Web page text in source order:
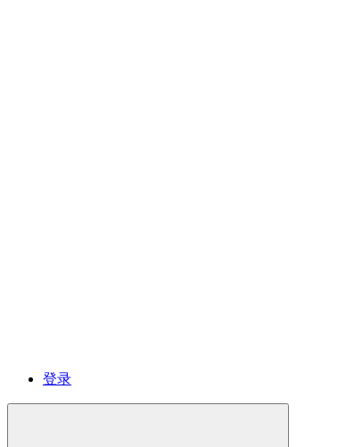
登录